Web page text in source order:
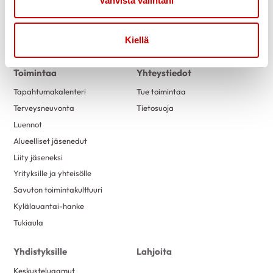
KielläTuetut lomat
Toimintaa
Tapahtumakalenteri
Terveysneuvonta
Luennot
Alueelliset jäsenedut
Liity jäseneksi
Yrityksille ja yhteisölle
Savuton toimintakulttuuri
Kylälauantai-hanke
Tukiaula
Yhteystiedot
Tue toimintaa
Tietosuoja
Yhdistyksille
Keskusteluaamut
Lahjoita